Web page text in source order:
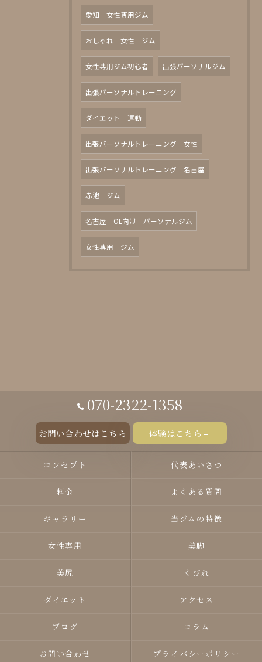
愛知 女性専用ジム
おしゃれ 女性 ジム
女性専用ジム初心者 出張パーソナルジム
出張パーソナルトレーニング
ダイエット 運動
出張パーソナルトレーニング 女性
出張パーソナルトレーニング 名古屋
赤池 ジム
名古屋 OL向け パーソナルジム
女性専用 ジム
070-2322-1358
お問い合わせはこちら 体験はこちら
コンセプト 代表あいさつ
料金 よくある質問
ギャラリー 当ジムの特徴
女性専用 美脚
美尻 くびれ
ダイエット アクセス
ブログ コラム
お問い合わせ プライバシーポリシー